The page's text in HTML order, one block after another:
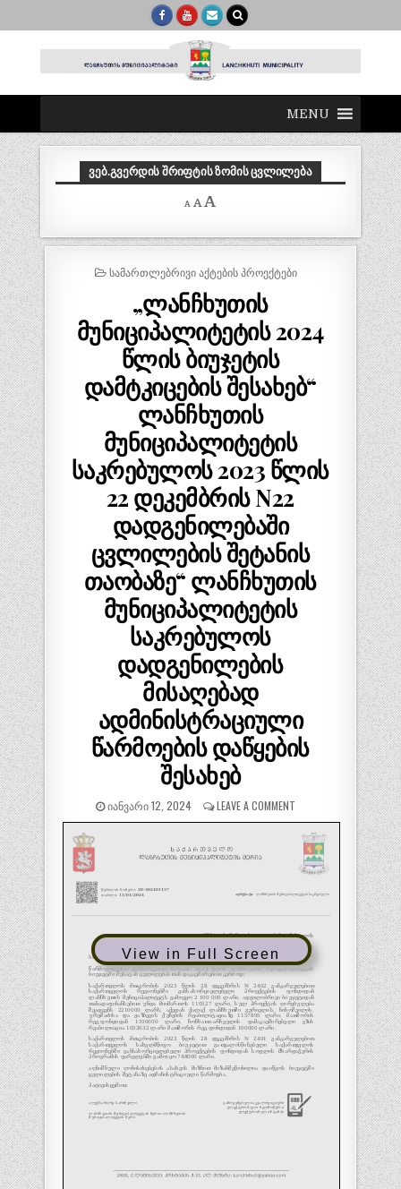
MENU
ᲕᲔᲑ.ᲒᲕᲔᲠᲓᲘᲡ ᲨᲠᲘᲤᲢᲘᲡ ᲖᲝᲛᲘᲡ ᲪᲕᲚᲘᲚᲔᲑᲐ
A
Decrease
font
A Reset
A
size.
POSTED
ᲡᲐᲛᲐᲠᲗᲚᲔᲑᲠᲘᲕᲘ ᲐᲥᲢᲔᲑᲘᲡ ᲞᲠᲝᲔᲥᲢᲔᲑᲘ
„ლანჩხუთის
მუნიციპალიტეტის 2024
წლის ბიუჯეტის
დამტკიცების შესახებ“
ლანჩხუთის
მუნიციპალიტეტის
საკრებულოს 2023 წლის
22 დეკემბრის N22
დადგენილებაში
ცვლილების შეტანის
თაობაზე“ ლანჩხუთის
მუნიციპალიტეტის
საკრებულოს
დადგენილების
მისაღებად
ადმინისტრაციული
წარმოების დაწყების
შესახებ
ᲘᲐᲜᲕᲐᲠᲘ 12, 2024 LEAVE A COMMENT
View in Full Screen